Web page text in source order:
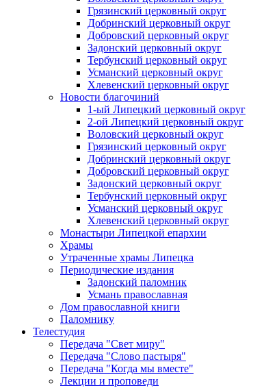
Грязинский церковный округ
Добринский церковный округ
Добровский церковный округ
Задонский церковный округ
Тербунский церковный округ
Усманский церковный округ
Хлевенский церковный округ
Новости благочиний
1-ый Липецкий церковный округ
2-ой Липецкий церковный округ
Воловский церковный округ
Грязинский церковный округ
Добринский церковный округ
Добровский церковный округ
Задонский церковный округ
Тербунский церковный округ
Усманский церковный округ
Хлевенский церковный округ
Монастыри Липецкой епархии
Храмы
Утраченные храмы Липецка
Периодические издания
Задонский паломник
Усмань православная
Дом православной книги
Паломнику
Телестудия
Передача "Свет миру"
Передача "Слово пастыря"
Передача "Когда мы вместе"
Лекции и проповеди